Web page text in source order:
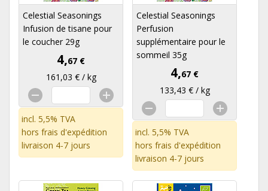
Celestial Seasonings
Infusion de tisane pour
le coucher 29g
4,67 €
161,03 € / kg
incl. 5,5% TVA
hors frais d'expédition
livraison 4-7 jours
Celestial Seasonings
Perfusion
supplémentaire pour le
sommeil 35g
4,67 €
133,43 € / kg
incl. 5,5% TVA
hors frais d'expédition
livraison 4-7 jours